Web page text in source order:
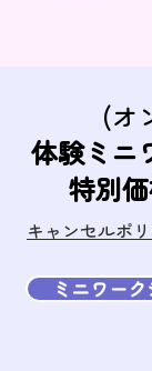
(オ
体験ミニ
特別
キャンセルポ
ミニワー